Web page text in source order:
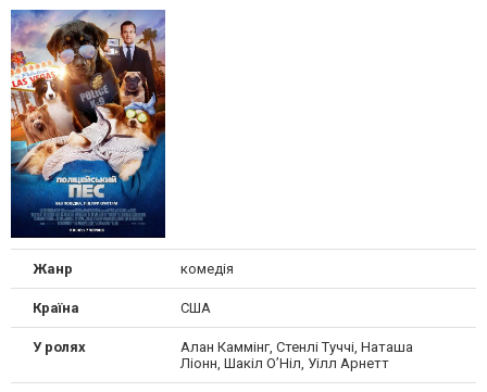
Жанр комедія
Країна США
У ролях
Алан Каммінг, Стенлі Туччі, Наташа
Ліонн, Шакіл О’Ніл, Уілл Арнетт